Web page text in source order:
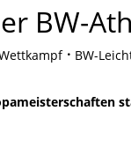
BW-
BW-